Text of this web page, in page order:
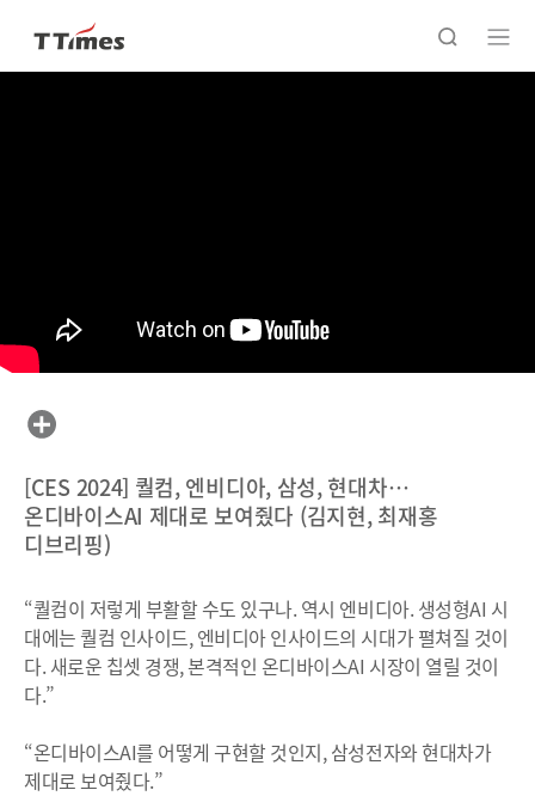
[CES 2024] 퀄컴, 엔비디아, 삼성, 현대차…
온디바이스AI 제대로 보여줬다 (김지현, 최재홍
디브리핑)
“퀄컴이 저렇게 부활할 수도 있구나. 역시 엔비디아. 생성형AI 시
대에는 퀄컴 인사이드, 엔비디아 인사이드의 시대가 펼쳐질 것이
다. 새로운 칩셋 경쟁, 본격적인 온디바이스AI 시장이 열릴 것이
다.”
“온디바이스AI를 어떻게 구현할 것인지, 삼성전자와 현대차가
제대로 보여줬다.”